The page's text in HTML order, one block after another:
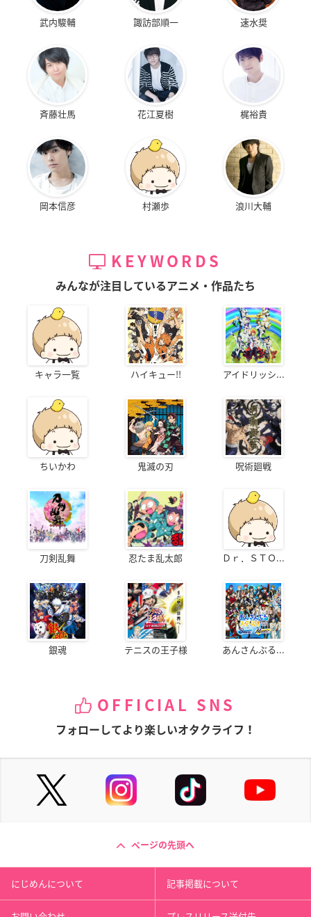
武内駿輔 諏訪部順一 速水奨
斉藤壮馬 花江夏樹 梶裕貴
岡本信彦 村瀬歩 浪川大輔
KEYWORDS
みんなが注目しているアニメ・作品たち
キャラ一覧 ハイキュー!! アイドリッシ...
ちいかわ 鬼滅の刃 呪術廻戦
刀剣乱舞 忍たま乱太郎 Ｄｒ．ＳＴＯ...
銀魂 テニスの王子様 あんさんぶる...
OFFICIAL SNS
フォローしてより楽しいオタクライフ！
ページの先頭へ
にじめんについて 記事掲載について